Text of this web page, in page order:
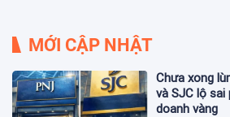
MỚI CẬP NHẬT
Chưa xong
và SJC lộ sai
doanh vàng